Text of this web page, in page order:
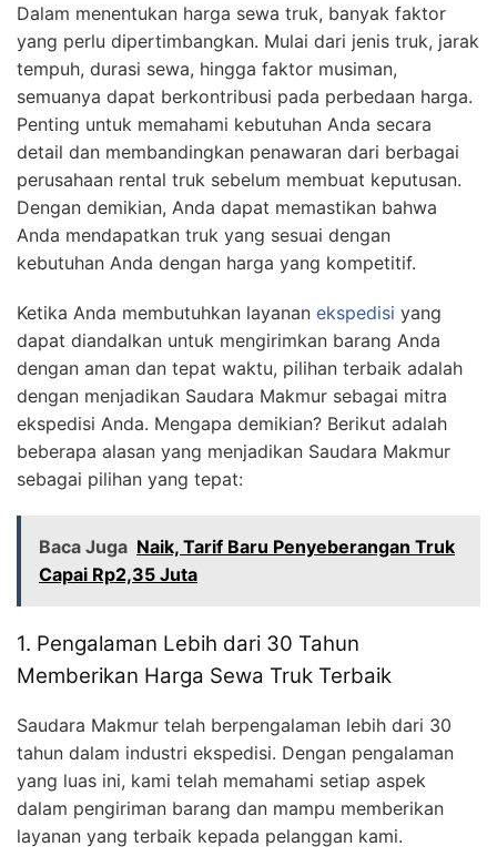
Dalam menentukan harga sewa truk, banyak faktor
yang perlu dipertimbangkan. Mulai dari jenis truk, jarak
tempuh, durasi sewa, hingga faktor musiman,
semuanya dapat berkontribusi pada perbedaan harga.
Penting untuk memahami kebutuhan Anda secara
detail dan membandingkan penawaran dari berbagai
perusahaan rental truk sebelum membuat keputusan.
Dengan demikian, Anda dapat memastikan bahwa
Anda mendapatkan truk yang sesuai dengan
kebutuhan Anda dengan harga yang kompetitif.
Ketika Anda membutuhkan layanan ekspedisi yang
dapat diandalkan untuk mengirimkan barang Anda
dengan aman dan tepat waktu, pilihan terbaik adalah
dengan menjadikan Saudara Makmur sebagai mitra
ekspedisi Anda. Mengapa demikian? Berikut adalah
beberapa alasan yang menjadikan Saudara Makmur
sebagai pilihan yang tepat:
Baca Juga Naik, Tarif Baru Penyeberangan Truk
Capai Rp2,35 Juta
1. Pengalaman Lebih dari 30 Tahun
Memberikan Harga Sewa Truk Terbaik
Saudara Makmur telah berpengalaman lebih dari 30
tahun dalam industri ekspedisi. Dengan pengalaman
yang luas ini, kami telah memahami setiap aspek
dalam pengiriman barang dan mampu memberikan
layanan yang terbaik kepada pelanggan kami.